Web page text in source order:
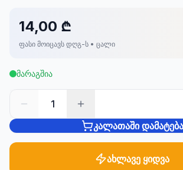
ᲙᲐᲢᲔᲒᲝᲠᲘᲔᲑᲘ
სანტექნიკა
14,00 ₾
ფასი მოიცავს დღგ-ს • ცალი
მარაგშია
1
კალათაში დამატება
ახლავე ყიდვა